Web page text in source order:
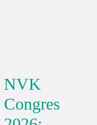
NVK
Congres